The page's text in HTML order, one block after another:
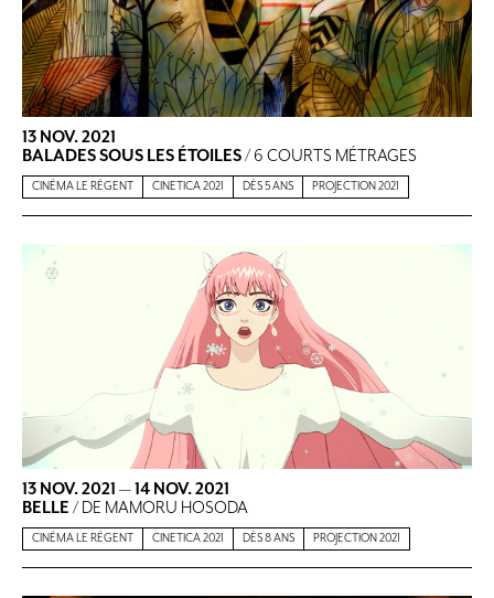
13 NOV. 2021
BALADES SOUS LES ÉTOILES/ 6 COURTS MÉTRAGES
CINÉMA LE RÉGENT CINETICA 2021 DÈS 5 ANS PROJECTION 2021
13 NOV. 2021 —14 NOV. 2021
BELLE / DE MAMORU HOSODA
CINÉMA LE RÉGENT CINETICA 2021 DÈS 8 ANS PROJECTION 2021